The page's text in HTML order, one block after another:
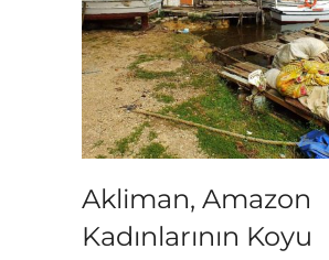
Akliman, Amazon
Kadınlarının Koyu